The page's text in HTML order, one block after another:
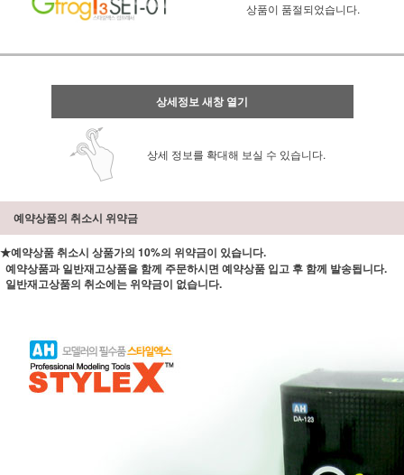
상품이 품절되었습니다.
상세정보 새창 열기
상세 정보를 확대해 보실 수 있습니다.
예약상품의 취소시 위약금
★예약상품 취소시 상품가의 10%의 위약금이 있습니다.
예약상품과 일반재고상품을 함께 주문하시면 예약상품 입고 후 함께 발송됩니다.
일반재고상품의 취소에는 위약금이 없습니다.